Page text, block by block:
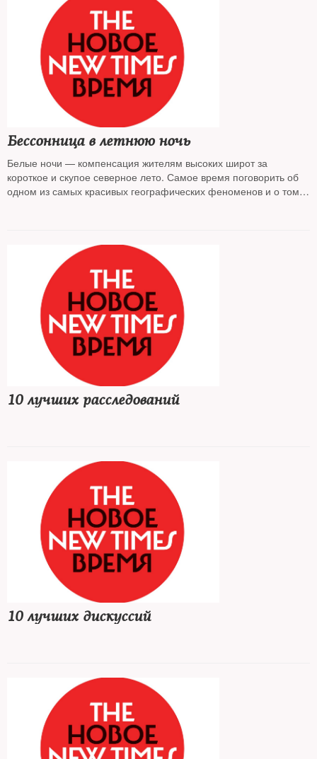
Бессонница в летнюю ночь
Белые ночи — компенсация жителям высоких широт за
короткое и скупое северное лето. Самое время поговорить об
одном из самых красивых географических феноменов и о том,
10 лучших расследований
10 лучших дискуссий